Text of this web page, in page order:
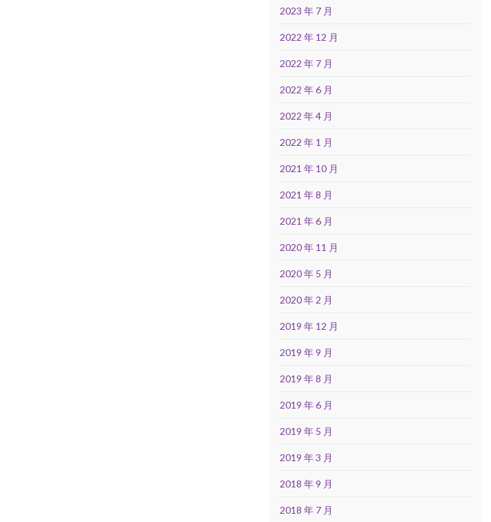
2023 年 7 月
2022 年 12 月
2022 年 7 月
2022 年 6 月
2022 年 4 月
2022 年 1 月
2021 年 10 月
2021 年 8 月
2021 年 6 月
2020 年 11 月
2020 年 5 月
2020 年 2 月
2019 年 12 月
2019 年 9 月
2019 年 8 月
2019 年 6 月
2019 年 5 月
2019 年 3 月
2018 年 9 月
2018 年 7 月